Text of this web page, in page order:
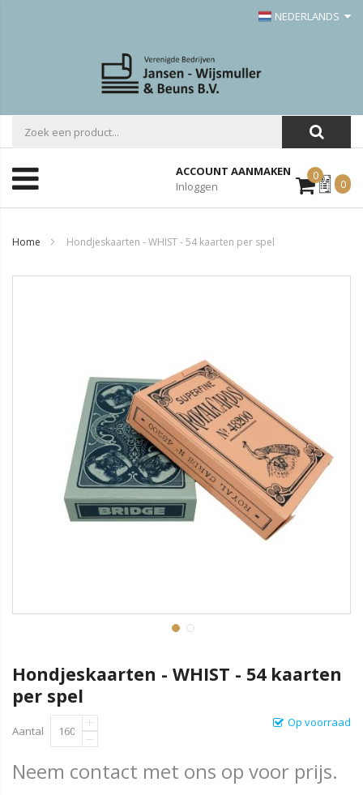
NEDERLANDS
ACCOUNT AANMAKEN
Inloggen
0Mijn
Offerte
0
Home Hondjeskaarten - WHIST - 54 kaarten per spel
Hondjeskaarten - WHIST - 54 kaarten
per spel
Op voorraad
Aantal
Neem contact met ons op voor prijs.